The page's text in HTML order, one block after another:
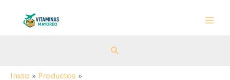
contenido
Buscar
Inicio
Productos